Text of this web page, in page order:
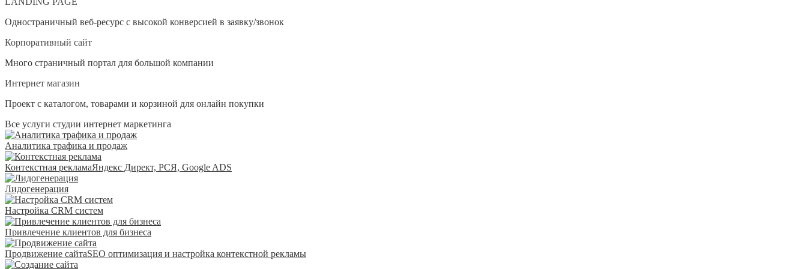
Одностраничный веб-ресурс с высокой конверсией в заявку/звонок
Корпоративный сайт
Много страничный портал для большой компании
Интернет магазин
Проект с каталогом, товарами и корзиной для онлайн покупки
Все услуги студии интернет маркетинга
Аналитика трафика и продаж
Контекстная рекламаЯндекс Директ, РСЯ, Google ADS
Лидогенерация
Настройка CRM систем
Привлечение клиентов для бизнеса
Продвижение сайтаSEO оптимизация и настройка контекстной рекламы